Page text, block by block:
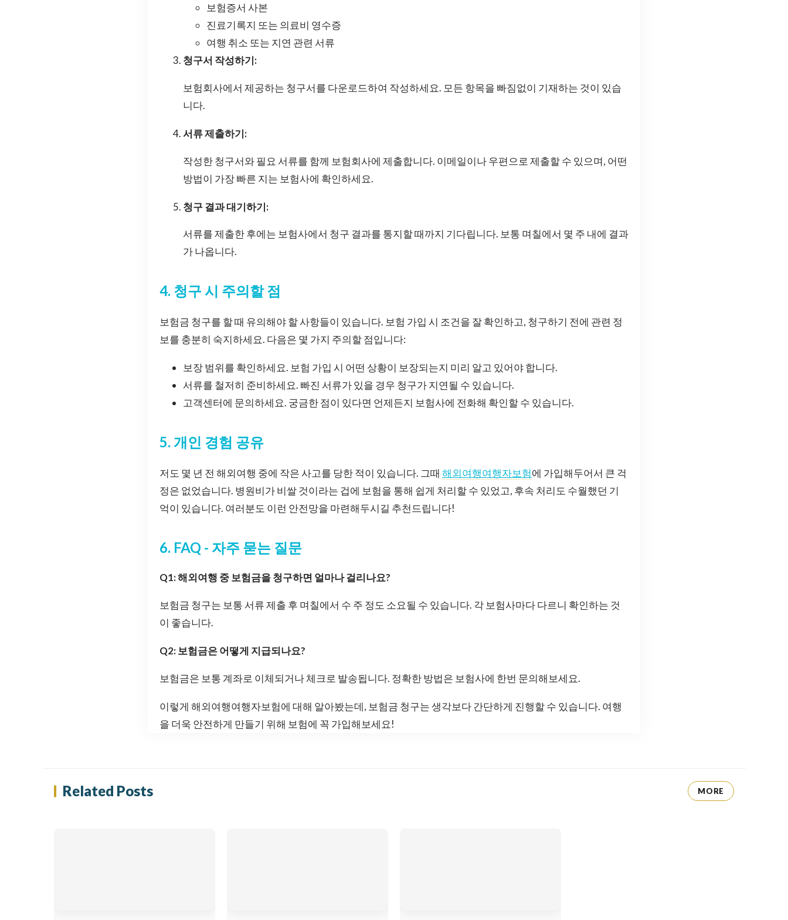
보험증서 사본
진료기록지 또는 의료비 영수증
여행 취소 또는 지연 관련 서류
청구서 작성하기:
보험회사에서 제공하는 청구서를 다운로드하여 작성하세요. 모든 항목을 빠짐없이 기재하는 것이 있습
니다.
서류 제출하기:
작성한 청구서와 필요 서류를 함께 보험회사에 제출합니다. 이메일이나 우편으로 제출할 수 있으며, 어떤
방법이 가장 빠른 지는 보험사에 확인하세요.
청구 결과 대기하기:
서류를 제출한 후에는 보험사에서 청구 결과를 통지할 때까지 기다립니다. 보통 며칠에서 몇 주 내에 결과
가 나옵니다.
4. 청구 시 주의할 점
보험금 청구를 할 때 유의해야 할 사항들이 있습니다. 보험 가입 시 조건을 잘 확인하고, 청구하기 전에 관련 정
보를 충분히 숙지하세요. 다음은 몇 가지 주의할 점입니다:
보장 범위를 확인하세요. 보험 가입 시 어떤 상황이 보장되는지 미리 알고 있어야 합니다.
서류를 철저히 준비하세요. 빠진 서류가 있을 경우 청구가 지연될 수 있습니다.
고객센터에 문의하세요. 궁금한 점이 있다면 언제든지 보험사에 전화해 확인할 수 있습니다.
5. 개인 경험 공유
저도 몇 년 전 해외여행 중에 작은 사고를 당한 적이 있습니다. 그때 해외여행여행자보험에 가입해두어서 큰 걱
정은 없었습니다. 병원비가 비쌀 것이라는 겁에 보험을 통해 쉽게 처리할 수 있었고, 후속 처리도 수월했던 기
억이 있습니다. 여러분도 이런 안전망을 마련해두시길 추천드립니다!
6. FAQ - 자주 묻는 질문
Q1: 해외여행 중 보험금을 청구하면 얼마나 걸리나요?
보험금 청구는 보통 서류 제출 후 며칠에서 수 주 정도 소요될 수 있습니다. 각 보험사마다 다르니 확인하는 것
이 좋습니다.
Q2: 보험금은 어떻게 지급되나요?
보험금은 보통 계좌로 이체되거나 체크로 발송됩니다. 정확한 방법은 보험사에 한번 문의해보세요.
이렇게 해외여행여행자보험에 대해 알아봤는데, 보험금 청구는 생각보다 간단하게 진행할 수 있습니다. 여행
을 더욱 안전하게 만들기 위해 보험에 꼭 가입해보세요!
Related Posts MORE